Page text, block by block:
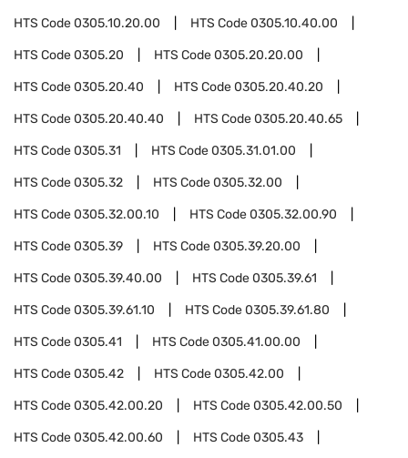
HTS Code0305.10.20.00 HTS Code0305.10.40.00
HTS Code0305.20 HTS Code0305.20.20.00
HTS Code0305.20.40 HTS Code0305.20.40.20
HTS Code0305.20.40.40 HTS Code0305.20.40.65
HTS Code0305.31 HTS Code0305.31.01.00
HTS Code0305.32 HTS Code0305.32.00
HTS Code0305.32.00.10 HTS Code0305.32.00.90
HTS Code0305.39 HTS Code0305.39.20.00
HTS Code0305.39.40.00 HTS Code0305.39.61
HTS Code0305.39.61.10 HTS Code0305.39.61.80
HTS Code0305.41 HTS Code0305.41.00.00
HTS Code0305.42 HTS Code0305.42.00
HTS Code0305.42.00.20 HTS Code0305.42.00.50
HTS Code0305.42.00.60 HTS Code0305.43